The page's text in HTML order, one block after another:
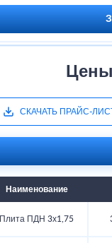
СКАЧАТЬ ПРАЙС-
Наименование
Плита ПДН 3х1,75